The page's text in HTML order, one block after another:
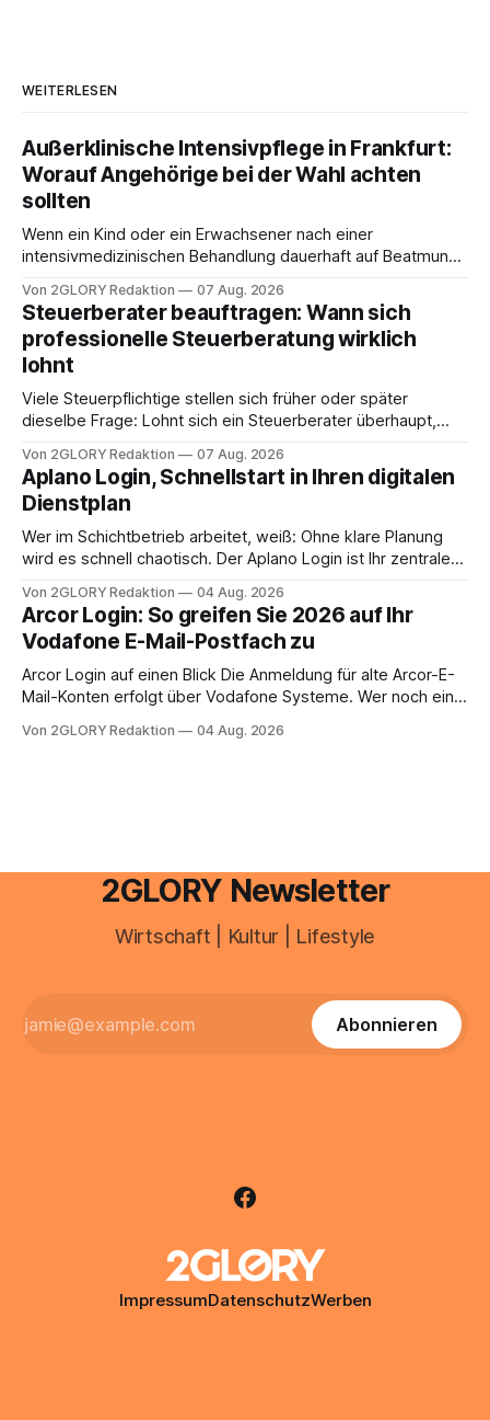
WEITERLESEN
Außerklinische Intensivpflege in Frankfurt:
Worauf Angehörige bei der Wahl achten
sollten
Wenn ein Kind oder ein Erwachsener nach einer
intensivmedizinischen Behandlung dauerhaft auf Beatmung
angewiesen ist, stellt sich für Familien eine schwierige
Frage: Muss die Versorgung dauerhaft in der Klinik bleiben –
oder ist ein Leben zu Hause möglich? Die außerklinische
Intensivpflege bietet genau diese Alternative: Sie
Von 2GLORY Redaktion 07 Aug. 2026
Steuerberater beauftragen: Wann sich
professionelle Steuerberatung wirklich
lohnt
Viele Steuerpflichtige stellen sich früher oder später
dieselbe Frage: Lohnt sich ein Steuerberater überhaupt,
erledigen? Die kurze Antwort: Bei einfachen
Einkommensverhältnissen reicht häufig eine Steuersoftware
aus – sobald jedoch mehrere Einkunftsarten
zusammentreffen oder größere finanzielle Veränderungen
anstehen, zahlt sich professionelle Unterstützung meist
Von 2GLORY Redaktion 07 Aug. 2026
Aplano Login, Schnellstart in Ihren digitalen
Dienstplan
Wer im Schichtbetrieb arbeitet, weiß: Ohne klare Planung
wird es schnell chaotisch. Der Aplano Login ist Ihr zentraler
abwesenheiten und die gesamte kommunikation rund um
Ihr personal digital zu organisieren. In diesem Leitfaden
erfahren Sie alles, was Sie für einen reibungslosen Einstieg
brauchen, von der Registrierung
Von 2GLORY Redaktion 04 Aug. 2026
Arcor Login: So greifen Sie 2026 auf Ihr
Vodafone E-Mail-Postfach zu
Arcor Login auf einen Blick Die Anmeldung für alte Arcor-E-
Mail-Konten erfolgt über Vodafone Systeme. Wer noch eine
besitzt, loggt sich heute über das Vodafone E-Mail & Cloud
Von 2GLORY Redaktion 04 Aug. 2026
2GLORY Newsletter
Wirtschaft | Kultur | Lifestyle
Abonnieren
ImpressumDatenschutzWerben